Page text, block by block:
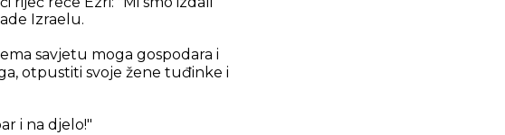
Izraelu.
savjetu moga gospodara i
otpustiti svoje žene tuđinke i
i na djelo!"